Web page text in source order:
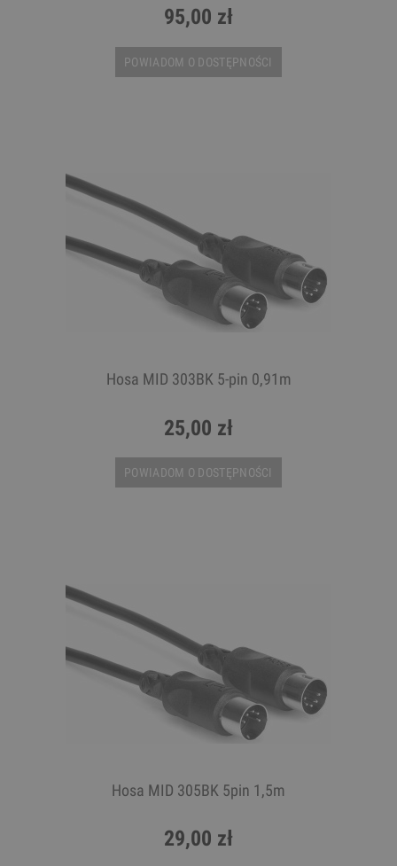
95,00 zł
POWIADOM O DOSTĘPNOŚCI
Hosa MID 303BK 5-pin 0,91m
25,00 zł
POWIADOM O DOSTĘPNOŚCI
Hosa MID 305BK 5pin 1,5m
29,00 zł